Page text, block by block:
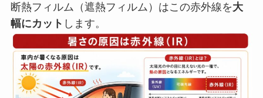
断熱フィルム（遮熱フィルム）はこの赤外線を大
幅にカット します。